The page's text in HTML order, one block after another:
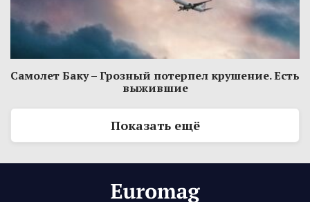
Самолет Баку – Грозный потерпел крушение. Есть
выжившие
Показать ещё